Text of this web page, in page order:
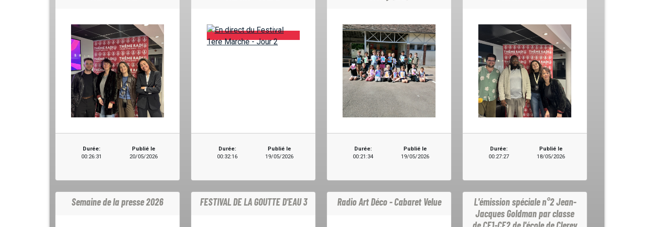
Durée:
00:26:31
Publié le
20/05/2026
Durée:
00:32:16
Publié le
19/05/2026
Durée:
00:21:34
Publié le
19/05/2026
Durée:
00:27:27
Publié le
18/05/2026
Semaine de la presse 2026 FESTIVAL DE LA GOUTTE D'EAU 3 Radio Art Déco - Cabaret Velue
L'émission spéciale n°2 Jean-
Jacques Goldman par classe